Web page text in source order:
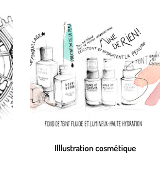
Illlustration cosmétique